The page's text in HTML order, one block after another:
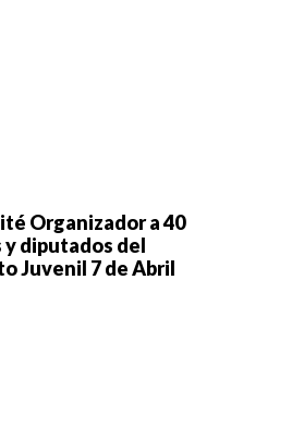
Organizador a 40
diputados del
Juvenil 7 de Abril